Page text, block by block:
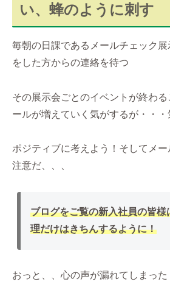
い、蜂のように刺す
毎朝の日課であるメールチェック
をした方からの連絡を待つ
その展示会ごとのイベントが終わ
ールが増えていく気がするが・・・
ポジティブに考えよう！そしてメ
注意だ、、、
ブログをご覧の新入社員の皆様
理だけはきちんするように！
おっと、、心の声が漏れてしまった